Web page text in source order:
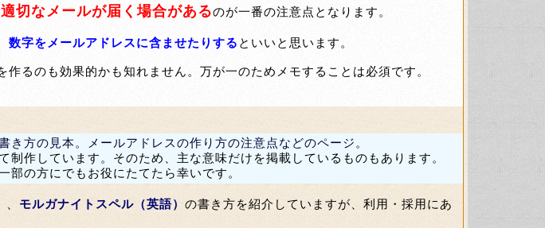
切なメールが届く場合があるのが一番の注意点となります。
数字をメールアドレスに含ませたりする といいと思います。
るのも効果的かも知れません。万が一のためメモすることは必須です。
方の見本。メールアドレスの作り方の注意点などのページ。
作しています。そのため、主な意味だけを掲載しているものもあります。
部の方にでもお役にたてたら幸いです。
モルガナイトスペル（英語） の書き方を紹介していますが、利用・採用にあ